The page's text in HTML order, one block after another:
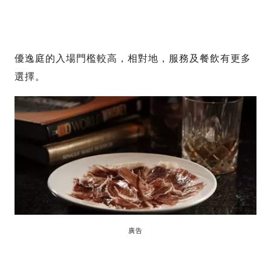
優逸庭的入場門檻較高，相對地，服務及餐飲有更多
選擇。
廣告